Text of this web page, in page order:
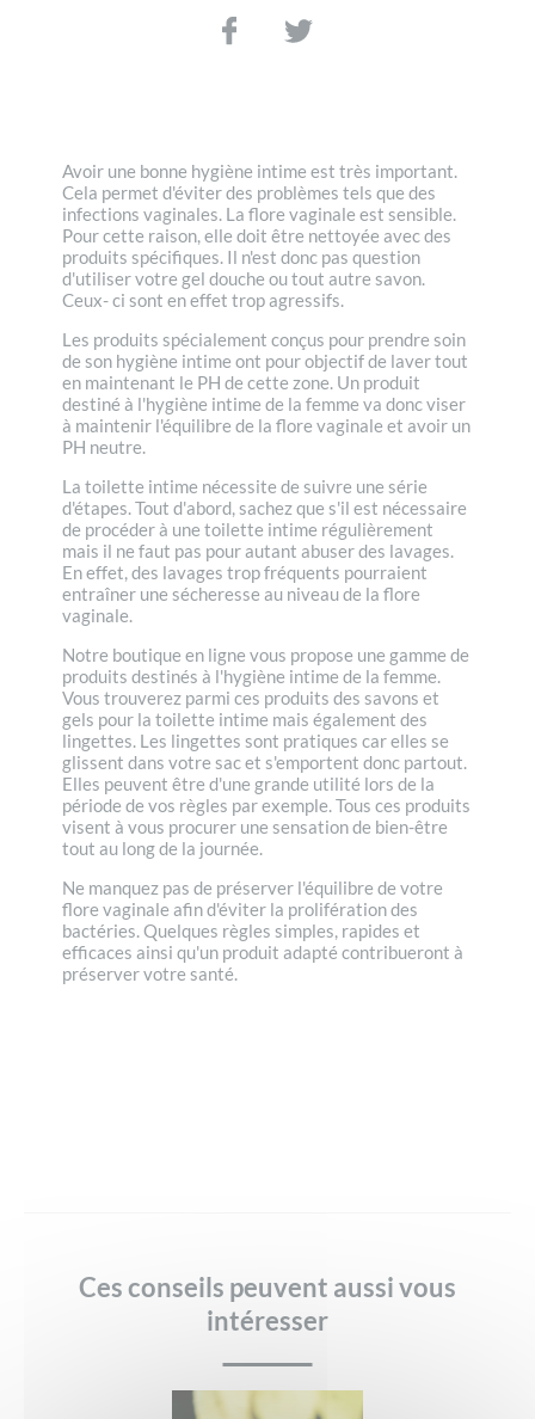
Avoir une bonne hygiène intime est très important.
Cela permet d'éviter des problèmes tels que des
infections vaginales. La flore vaginale est sensible.
Pour cette raison, elle doit être nettoyée avec des
produits spécifiques. Il n'est donc pas question
d'utiliser votre gel douche ou tout autre savon.
Ceux- ci sont en effet trop agressifs.
Les produits spécialement conçus pour prendre soin
de son hygiène intime ont pour objectif de laver tout
en maintenant le PH de cette zone. Un produit
destiné à l'hygiène intime de la femme va donc viser
à maintenir l'équilibre de la flore vaginale et avoir un
PH neutre.
La toilette intime nécessite de suivre une série
d'étapes. Tout d'abord, sachez que s'il est nécessaire
de procéder à une toilette intime régulièrement
mais il ne faut pas pour autant abuser des lavages.
En effet, des lavages trop fréquents pourraient
entraîner une sécheresse au niveau de la flore
vaginale.
Notre boutique en ligne vous propose une gamme de
produits destinés à l'hygiène intime de la femme.
Vous trouverez parmi ces produits des savons et
gels pour la toilette intime mais également des
lingettes. Les lingettes sont pratiques car elles se
glissent dans votre sac et s'emportent donc partout.
Elles peuvent être d'une grande utilité lors de la
période de vos règles par exemple. Tous ces produits
visent à vous procurer une sensation de bien-être
tout au long de la journée.
Ne manquez pas de préserver l'équilibre de votre
flore vaginale afin d'éviter la prolifération des
bactéries. Quelques règles simples, rapides et
efficaces ainsi qu'un produit adapté contribueront à
préserver votre santé.
Ces conseils peuvent aussi vous
intéresser